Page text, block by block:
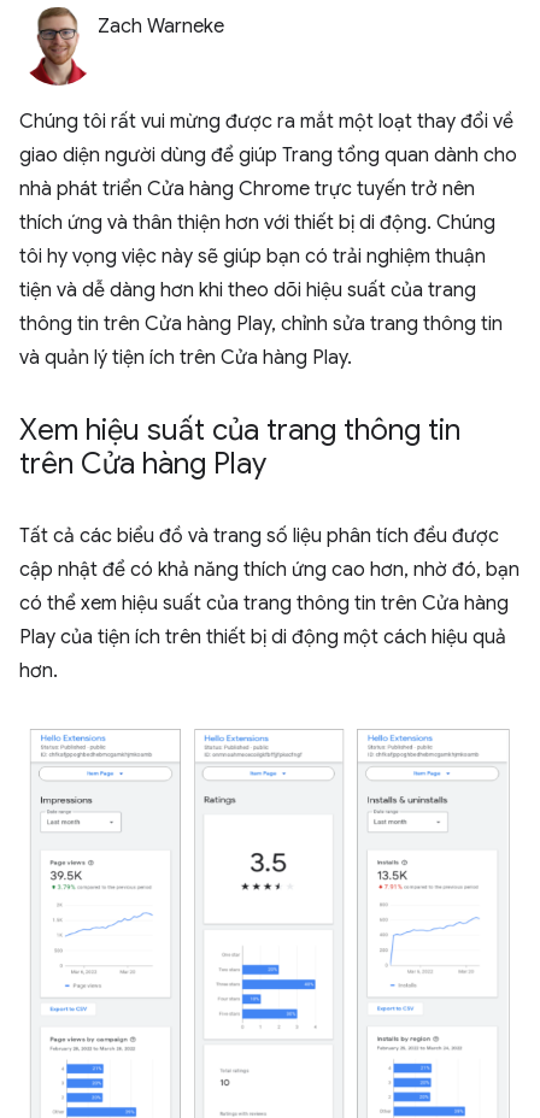
Zach Warneke
Chúng tôi rất vui mừng được ra mắt một loạt thay đổi về
giao diện người dùng để giúp Trang tổng quan dành cho
nhà phát triển Cửa hàng Chrome trực tuyến trở nên
thích ứng và thân thiện hơn với thiết bị di động. Chúng
tôi hy vọng việc này sẽ giúp bạn có trải nghiệm thuận
tiện và dễ dàng hơn khi theo dõi hiệu suất của trang
thông tin trên Cửa hàng Play, chỉnh sửa trang thông tin
và quản lý tiện ích trên Cửa hàng Play.
Xem hiệu suất của trang thông tin
trên Cửa hàng Play
Tất cả các biểu đồ và trang số liệu phân tích đều được
cập nhật để có khả năng thích ứng cao hơn, nhờ đó, bạn
có thể xem hiệu suất của trang thông tin trên Cửa hàng
Play của tiện ích trên thiết bị di động một cách hiệu quả
hơn.